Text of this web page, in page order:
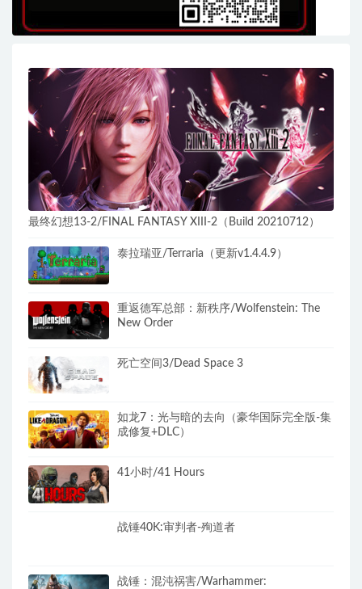
最终幻想13-2/FINAL FANTASY XIII-2（Build 20210712）
泰拉瑞亚/Terraria（更新v1.4.4.9）
重返德军总部：新秩序/Wolfenstein: The
New Order
死亡空间3/Dead Space 3
如龙7：光与暗的去向（豪华国际完全版-集
成修复+DLC）
41小时/41 Hours
战锤40K:审判者-殉道者
战锤：混沌祸害/Warhammer: